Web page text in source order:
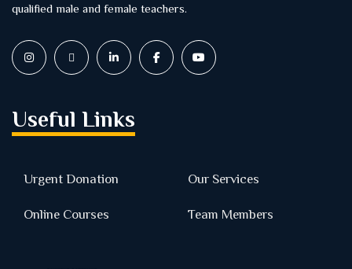
qualified male and female teachers.
Useful Links
Urgent Donation Our Services
Online Courses Team Members